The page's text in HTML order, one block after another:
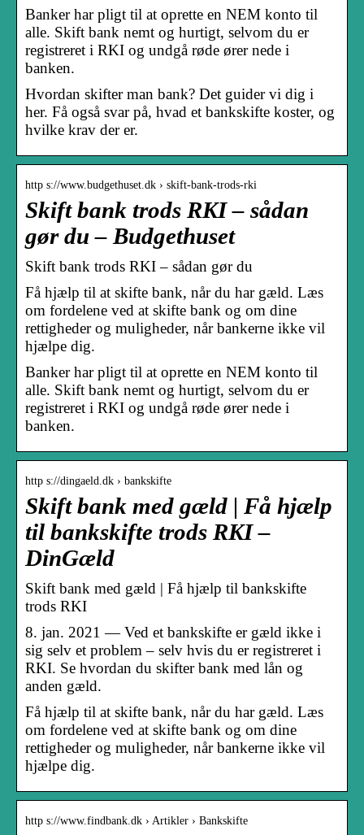
Banker har pligt til at oprette en NEM konto til
alle. Skift bank nemt og hurtigt, selvom du er
registreret i RKI og undgå røde ører nede i
banken.
Hvordan skifter man bank? Det guider vi dig i
her. Få også svar på, hvad et bankskifte koster, og
hvilke krav der er.
http s://www.budgethuset.dk › skift-bank-trods-rki
Skift bank trods RKI – sådan
gør du – Budgethuset
Skift bank trods RKI – sådan gør du
Få hjælp til at skifte bank, når du har gæld. Læs
om fordelene ved at skifte bank og om dine
rettigheder og muligheder, når bankerne ikke vil
hjælpe dig.
Banker har pligt til at oprette en NEM konto til
alle. Skift bank nemt og hurtigt, selvom du er
registreret i RKI og undgå røde ører nede i
banken.
http s://dingaeld.dk › bankskifte
Skift bank med gæld | Få hjælp
til bankskifte trods RKI –
DinGæld
Skift bank med gæld | Få hjælp til bankskifte
trods RKI
8. jan. 2021 — Ved et bankskifte er gæld ikke i
sig selv et problem – selv hvis du er registreret i
RKI. Se hvordan du skifter bank med lån og
anden gæld.
Få hjælp til at skifte bank, når du har gæld. Læs
om fordelene ved at skifte bank og om dine
rettigheder og muligheder, når bankerne ikke vil
hjælpe dig.
http s://www.findbank.dk › Artikler › Bankskifte